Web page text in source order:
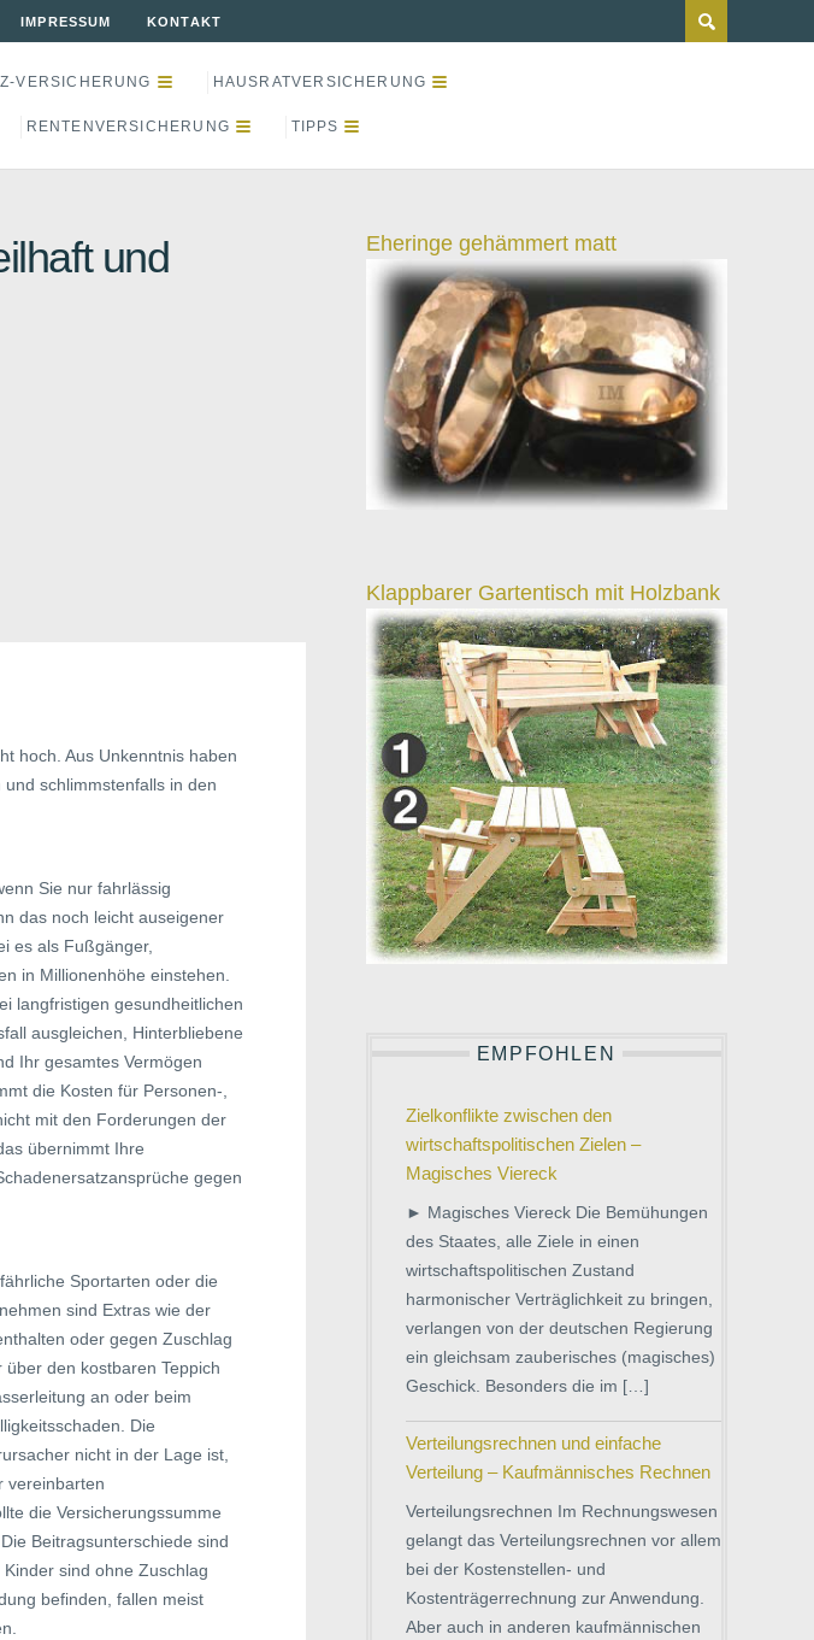
IMPRESSUM KONTAKT
VERSICHERUNG HAUSRATVERSICHERUNG
RENTENVERSICHERUNG TIPPS
und
hoch. Aus Unkenntnis haben
schlimmstenfalls in den
Sie nur fahrlässig
das noch leicht auseigener
es als Fußgänger,
in Millionenhöhe einstehen.
langfristigen gesundheitlichen
ausgleichen, Hinterbliebene
Ihr gesamtes Vermögen
die Kosten für Personen-,
mit den Forderungen der
übernimmt Ihre
gegen
Sportarten oder die
sind Extras wie der
oder gegen Zuschlag
den kostbaren Teppich
an oder beim
Die
nicht in der Lage ist,
vereinbarten
die Versicherungssumme
Beitragsunterschiede sind
sind ohne Zuschlag
befinden, fallen meist
Eheringe gehämmert matt
Klappbarer Gartentisch mit Holzbank
EMPFOHLEN
Zielkonflikte zwischen den
wirtschaftspolitischen Zielen –
Magisches Viereck
► Magisches Viereck Die Bemühungen
des Staates, alle Ziele in einen
wirtschaftspolitischen Zustand
harmonischer Verträglichkeit zu bringen,
verlangen von der deutschen Regierung
ein gleichsam zauberisches (magisches)
Geschick. Besonders die im […]
Verteilungsrechnen und einfache
Verteilung – Kaufmännisches Rechnen
Verteilungsrechnen Im Rechnungswesen
gelangt das Verteilungsrechnen vor allem
bei der Kostenstellen- und
Kostenträgerrechnung zur Anwendung.
Aber auch in anderen kaufmännischen